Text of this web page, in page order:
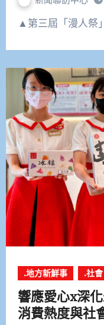
▲第三屆「漫人
.地方新鮮事 .社會
響應愛心x深
消費熱度與社